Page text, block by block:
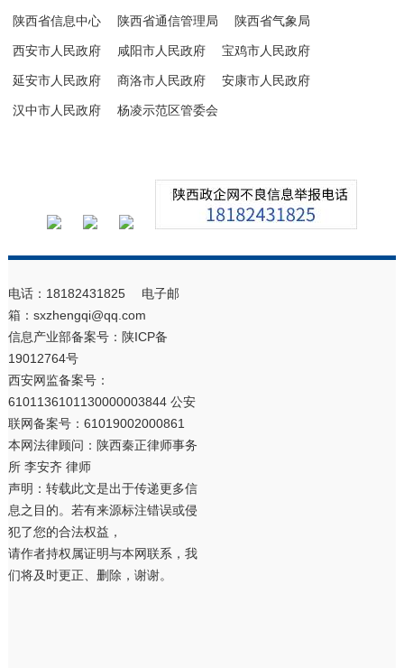
陕西省信息中心 陕西省通信管理局 陕西省气象局
西安市人民政府 咸阳市人民政府 宝鸡市人民政府
延安市人民政府 商洛市人民政府 安康市人民政府
汉中市人民政府 杨凌示范区管委会
电话：18182431825 电子邮
箱：sxzhengqi@qq.com
信息产业部备案号： 陕ICP备
19012764号
西安网监备案号：
6101136101130000003844 公安
联网备案号：61019002000861
本网法律顾问：陕西秦正律师事务
所 李安齐 律师
声明：转载此文是出于传递更多信
息之目的。若有来源标注错误或侵
犯了您的合法权益，
请作者持权属证明与本网联系，我
们将及时更正、删除，谢谢。